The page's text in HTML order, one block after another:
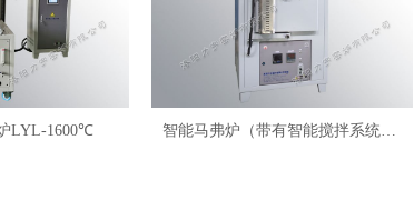
LYL-1600℃ 智能马弗炉（带有智能搅拌系统）LYL-FANM